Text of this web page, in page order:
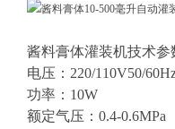
酱料膏体灌装机技术参
电压：220/110V50/
功率：10W
额定气压：0.4-0.6MPa